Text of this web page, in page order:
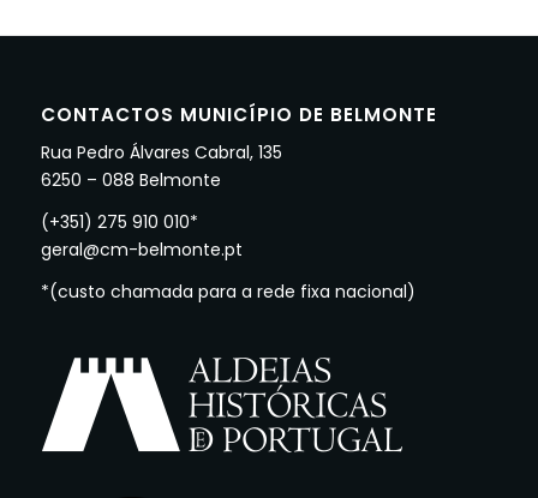
CONTACTOS MUNICÍPIO DE BELMONTE
Rua Pedro Álvares Cabral, 135
6250 – 088 Belmonte
(+351) 275 910 010*
geral@cm-belmonte.pt
*(custo chamada para a rede fixa nacional)